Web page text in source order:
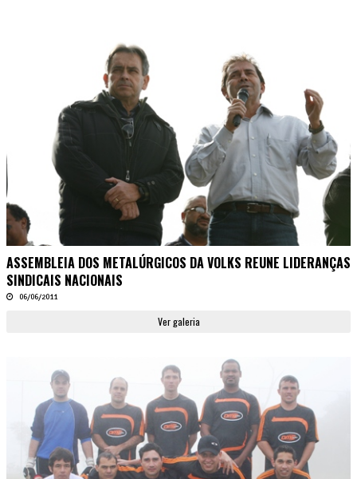
ASSEMBLEIA DOS METALÚRGICOS DA VOLKS REUNE LIDERANÇAS
SINDICAIS NACIONAIS
06/06/2011
Ver galeria